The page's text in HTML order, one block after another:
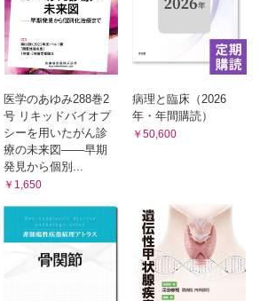
医学のあゆみ288巻2
号 リキッドバイオプ
シーを用いたがん診
療の未来図――早期
発見から個別...
￥1,650
病理と臨床（2026
年・年間購読）
￥50,600